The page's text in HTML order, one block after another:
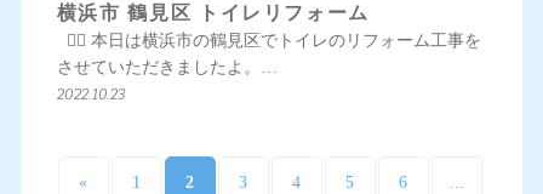
横浜市 鶴見区 トイレリフォーム
💁‍♀️ 本日は横浜市の鶴見区でトイレのリフォーム工事を
させていただきましたよ。…
2022.10.23
« 1 2 3 4 5 6 ...